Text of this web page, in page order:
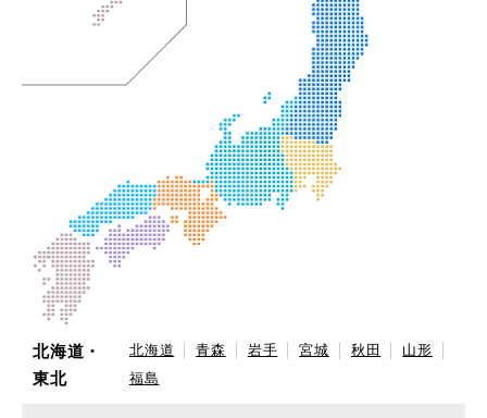
北海道・
東北
北海道 青森 岩手 宮城 秋田
山形
福島